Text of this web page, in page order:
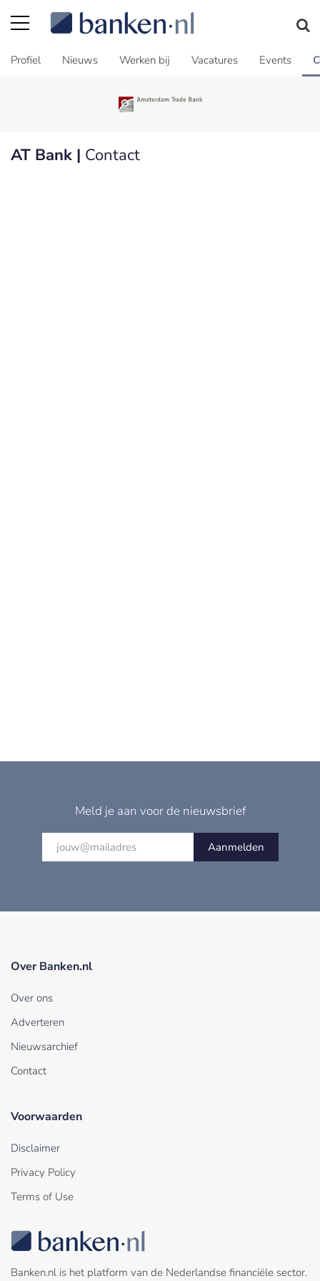
Profiel Nieuws Werken bij Vacatures Events
AT Bank | Contact
Meld je aan voor de nieuwsbrief
Aanmelden
Over Banken.nl
Over ons
Adverteren
Nieuwsarchief
Contact
Voorwaarden
Disclaimer
Privacy Policy
Terms of Use
Banken.nl is het platform van de Nederlandse financiële sector.